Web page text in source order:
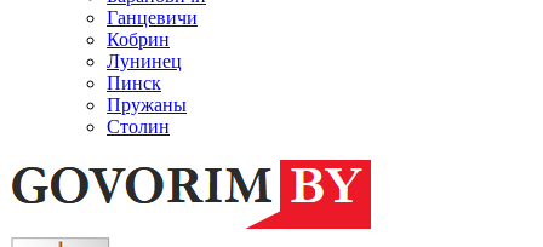
Ганцевичи
Кобрин
Лунинец
Пинск
Пружаны
Столин